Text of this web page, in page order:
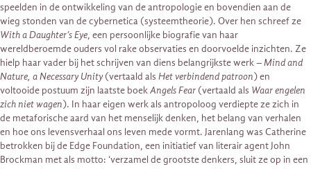
speelden in de ontwikkeling van de antropologie en bovendien aan de
wieg stonden van de cybernetica (systeemtheorie). Over hen schreef ze
With a Daughter’s Eye, een persoonlijke biografie van haar
wereldberoemde ouders vol rake observaties en doorvoelde inzichten. Ze
hielp haar vader bij het schrijven van diens belangrijkste werk –Mind and
Nature, a Necessary Unity (vertaald als Het verbindend patroon) en
voltooide postuum zijn laatste boekAngels Fear (vertaald als Waar engelen
zich niet wagen). In haar eigen werk als antropoloog verdiepte ze zich in
de metaforische aard van het menselijk denken, het belang van verhalen
en hoe ons levensverhaal ons leven mede vormt. Jarenlang was Catherine
betrokken bij de Edge Foundation, een initiatief van literair agent John
Brockman met als motto: ‘verzamel de grootste denkers, sluit ze op in een